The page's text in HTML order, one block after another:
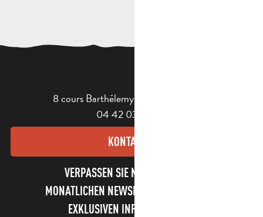
8 cours Barthélemy - 13400 Aubagne
04 42 03 49 98
KONTAKT
VERPASSEN SIE NICHT UNSEREN
MONATLICHEN NEWSLETTER UND UNSERE
EXKLUSIVEN INFORMATIONEN!